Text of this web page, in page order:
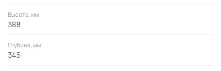
Высота, мм
388
Глубина, мм
345